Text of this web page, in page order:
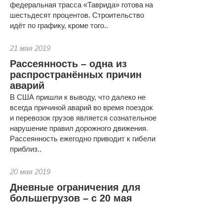
федеральная трасса «Таврида» готова на
шестьдесят процентов. Строительство
идёт по графику, кроме того..
21 мая 2019
Рассеянность – одна из
распространённых причин
аварий
В США пришли к выводу, что далеко не
всегда причиной аварий во время поездок
и перевозок грузов является сознательное
нарушение правил дорожного движения.
Рассеянность ежегодно приводит к гибели
приблиз..
20 мая 2019
Дневные ограничения для
большегрузов – с 20 мая